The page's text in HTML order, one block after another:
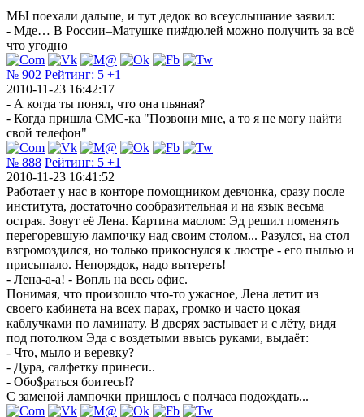
МЫ поехали дальше, и тут дедок во всеуслышание заявил:
- Мде… В России–Матушке пи#дюлей можно получить за всё
что угодно
№ 902 Рейтинг: 5 +1
2010-11-23 16:42:17
- А когда ты понял, что она пьяная?
- Когда пришла СМС-ка "Позвони мне, а то я не могу найти
свой телефон"
№ 888 Рейтинг: 5 +1
2010-11-23 16:41:52
Работает у нас в конторе помощником девчонка, сразу после
института, достаточно сообразительная и на язык весьма
острая. Зовут её Лена. Картина маслом: Эд решил поменять
перегоревшую лампочку над своим столом... Разулся, на стол
взгромоздился, но только прикоснулся к люстре - его пылью и
присыпало. Непорядок, надо вытереть!
- Лена-а-а! - Вопль на весь офис.
Понимая, что произошло что-то ужасное, Лена летит из
своего кабинета на всех парах, громко и часто цокая
каблучками по ламинату. В дверях застывает и с лёту, видя
под потолком Эда с воздетыми ввысь руками, выдаёт:
- Что, мыло и веревку?
- Дура, салфетку принеси..
- Обо$раться боитесь!?
С заменой лампочки пришлось с полчаса подождать...